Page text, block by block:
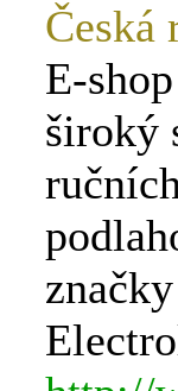
Česká
E-
široký